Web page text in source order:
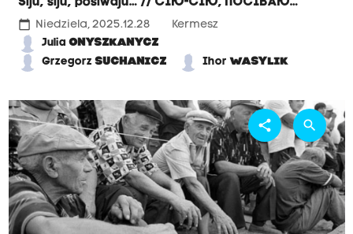
Siju, siju, posiwaju… // Сію-сію, посіваю…
calendar_today Niedziela, 2025.12.28
Kermesz
JuliaONYSZKANYCZ
GrzegorzSUCHANICZ IhorWASYLIK
share search